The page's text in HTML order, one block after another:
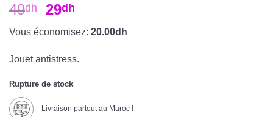
49dh 29dh
Vous économisez: 20.00dh
Jouet antistress.
Rupture de stock
Livraison partout au Maroc !